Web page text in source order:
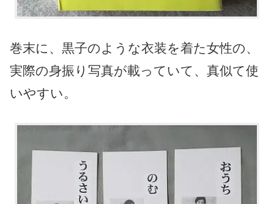
巻末に、黒子のような衣装を着た女性の、
実際の身振り写真が載っていて、真似て使
いやすい。